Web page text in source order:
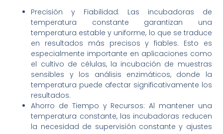
Precisión y Fiabilidad: Las incubadoras de
temperatura constante garantizan una
temperatura estable y uniforme, lo que se traduce
en resultados más precisos y fiables. Esto es
especialmente importante en aplicaciones como
el cultivo de células, la incubación de muestras
sensibles y los análisis enzimáticos, donde la
temperatura puede afectar significativamente los
resultados.
Ahorro de Tiempo y Recursos: Al mantener una
temperatura constante, las incubadoras reducen
la necesidad de supervisión constante y ajustes